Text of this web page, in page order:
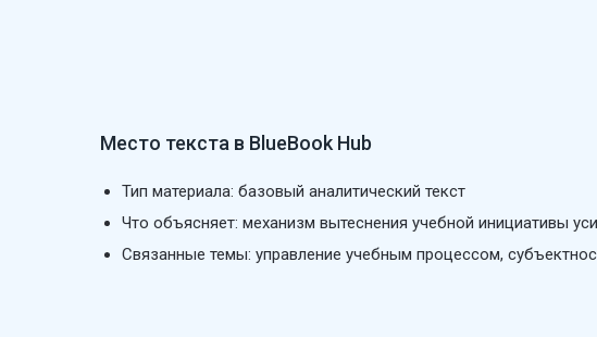
Место текста в BlueBook Hub
Тип материала: базовый аналитический текст
Что объясняет: механизм вытеснения учебной инициативы
Связанные темы: управление учебным процессом,